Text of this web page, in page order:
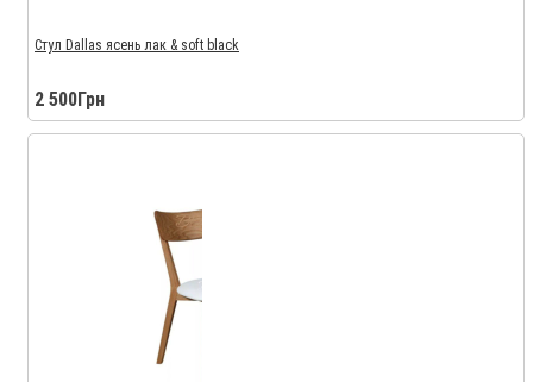
Стул Dallas ясень лак & soft black
2 500Грн